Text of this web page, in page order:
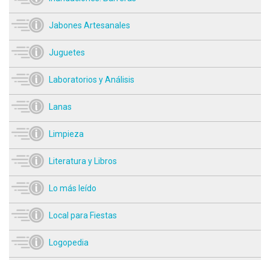
Jabones Artesanales
Juguetes
Laboratorios y Análisis
Lanas
Limpieza
Literatura y Libros
Lo más leído
Local para Fiestas
Logopedia